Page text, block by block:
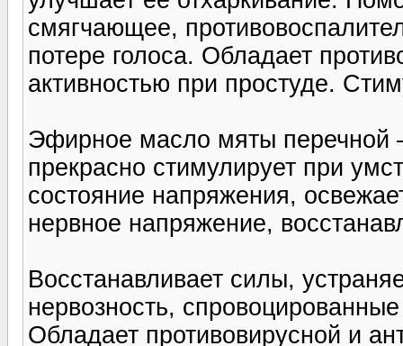
смягчающее,
потере голоса. Обладает
активностью при простуде.
Эфирное масло мяты перечной
прекрасно стимулирует при
состояние напряжения,
нервное напряжение,
Восстанавливает силы,
нервозность,
Обладает противовирусной и